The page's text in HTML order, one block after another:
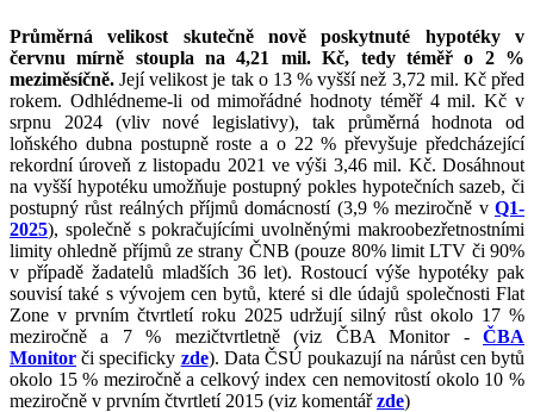
Průměrná velikost skutečně nově poskytnuté hypotéky v
červnu mírně stoupla na 4,21 mil. Kč, tedy téměř o 2 %
meziměsíčně. Její velikost je tak o 13 % vyšší než 3,72 mil. Kč před
rokem. Odhlédneme-li od mimořádné hodnoty téměř 4 mil. Kč v
srpnu 2024 (vliv nové legislativy), tak průměrná hodnota od
loňského dubna postupně roste a o 22 % převyšuje předcházející
rekordní úroveň z listopadu 2021 ve výši 3,46 mil. Kč. Dosáhnout
na vyšší hypotéku umožňuje postupný pokles hypotečních sazeb, či
postupný růst reálných příjmů domácností (3,9 % meziročně v Q1-
2025), společně s pokračujícími uvolněnými makroobezřetnostními
limity ohledně příjmů ze strany ČNB (pouze 80% limit LTV či 90%
v případě žadatelů mladších 36 let). Rostoucí výše hypotéky pak
souvisí také s vývojem cen bytů, které si dle údajů společnosti Flat
Zone v prvním čtvrtletí roku 2025 udržují silný růst okolo 17 %
meziročně a 7 % mezičtvrtletně (viz ČBA Monitor - ČBA
Monitor či specificky zde). Data ČSÚ poukazují na nárůst cen bytů
okolo 15 % meziročně a celkový index cen nemovitostí okolo 10 %
meziročně v prvním čtvrtletí 2015 (viz komentářzde)